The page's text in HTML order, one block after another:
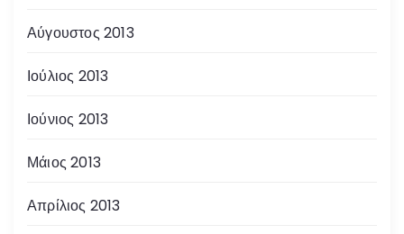
Αύγουστος 2013
Ιούλιος 2013
Ιούνιος 2013
Μάιος 2013
Απρίλιος 2013